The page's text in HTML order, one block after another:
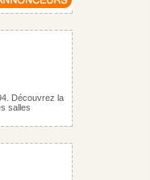
Découvrez la
salles